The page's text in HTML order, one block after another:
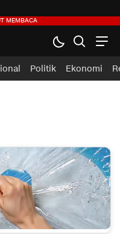
Politik Ekonomi